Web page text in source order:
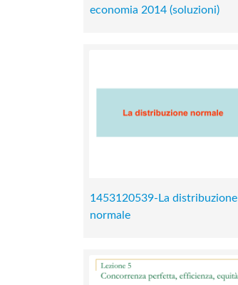
economia 2014 (soluzioni)
1453120539-La distribuzione
normale